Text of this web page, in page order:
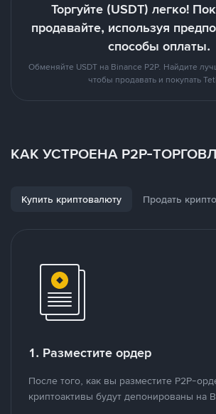
Торгуйте (USDT) легко!
продавайте, используя
способы оплаты.
Обменяйте USDT на Binance P2P. Найдите
чтобы продавать и покупать
КАК УСТРОЕНА P2P-
Купить криптовалюту Продать
1. Разместите ордер
После того, как вы разместите P2P-
криптоактивы будут депонированы на